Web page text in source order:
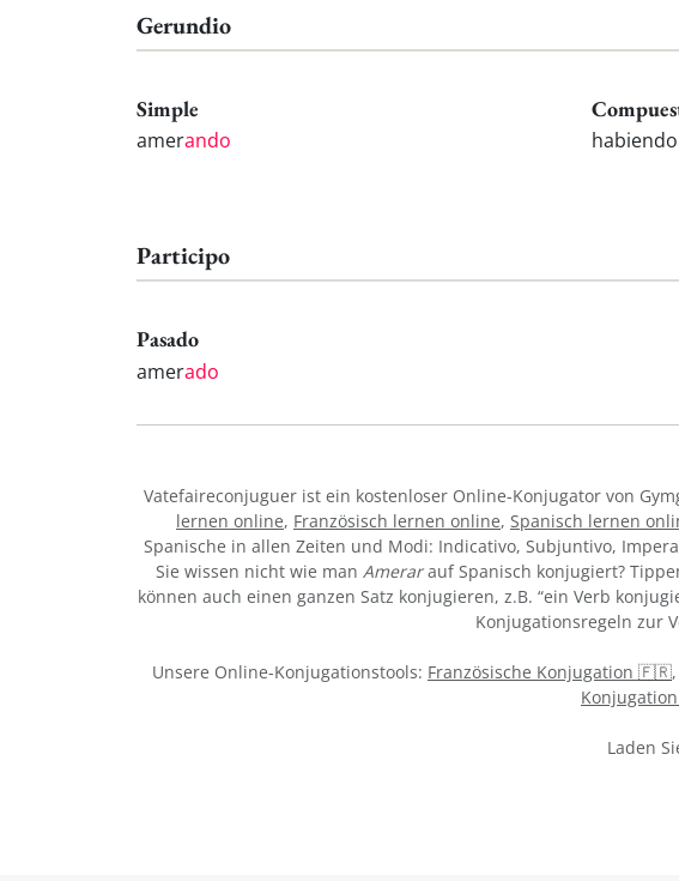
Gerundio
Simple
amerando
Participo
Pasado
amerado
Vatefaireconjuguer ist ein kostenloser Online-Konjugator von
lernen online, Französisch lernen online, Spanisch lernen
Spanische in allen Zeiten und Modi: Indicativo, Subjuntivo,
Sie wissen nicht wie man Amerarauf Spanisch konjugiert?
können auch einen ganzen Satz konjugieren, z.B. “ein Verb
Konjugationsregeln zur
Unsere Online-Konjugationstools: Französische Konjugation 🇫🇷,
Laden